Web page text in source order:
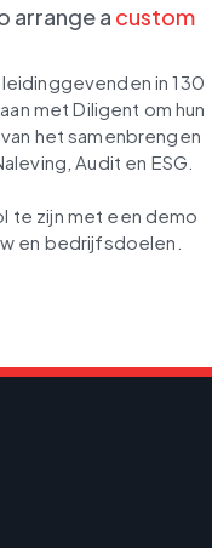
arrange a custom
in 130
met Diligent om hun
het samenbrengen
Audit en ESG.
te zijn met een demo
en bedrijfsdoelen.